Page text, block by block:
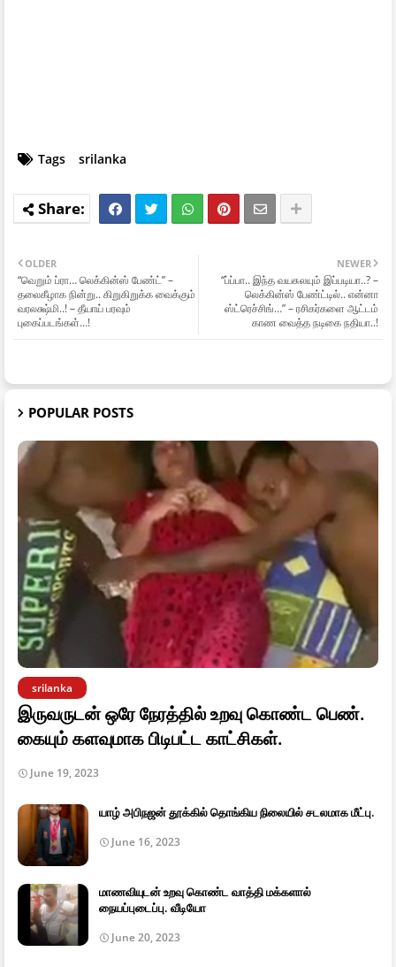
Tags srilanka
NEWER
“ப்ப்பா.. இந்த வயசுலயும் இப்படியா..? –
லெக்கின்ஸ் பேண்ட்டில்.. என்னா
ஸ்ட்ரெச்சிங்…” – ரசிகர்களை ஆட்டம்
காண வைத்த நடிகை நதியா..!
OLDER
“வெறும் ப்ரா… லெக்கின்ஸ் பேண்ட்” –
தலைகீழாக நின்று.. கிறுகிறுக்க வைக்கும்
வரலக்ஷ்மி..! – தீயாய் பரவும்
புகைப்படங்கள்…!
POPULAR POSTS
srilanka
இருவருடன் ஒரே நேரத்தில் உறவு கொண்ட பெண்.
கையும் களவுமாக பிடிபட்ட காட்சிகள்.
June 19, 2023
யாழ் அபிநஜன் தூக்கில் தொங்கிய நிலையில் சடலமாக மீட்பு.
June 16, 2023
மாணவியுடன் உறவு கொண்ட வாத்தி மக்களால்
நையப்புடைப்பு. வீடியோ
June 20, 2023